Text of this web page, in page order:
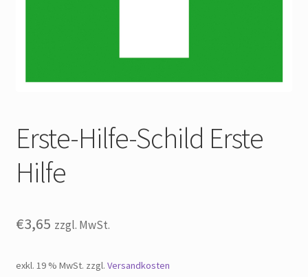
Erste-Hilfe-Schild Erste
Hilfe
€3,65 zzgl. MwSt.
exkl. 19 % MwSt. zzgl. Versandkosten